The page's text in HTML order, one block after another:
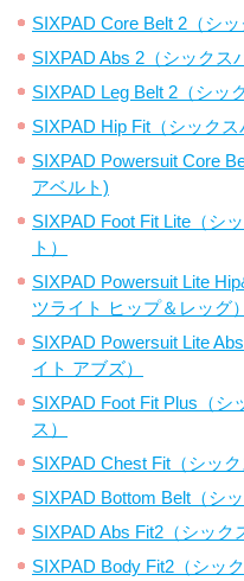
SIXPAD Core Belt 2（シ
SIXPAD Abs 2（シックス
SIXPAD Leg Belt 2（シッ
SIXPAD Hip Fit（シックス
SIXPAD Powersuit Core
アベルト)
SIXPAD Foot Fit Lite（シ
ト）
SIXPAD Powersuit Lite
ツライト ヒップ＆レッグ）
SIXPAD Powersuit Lite
イト アブズ）
SIXPAD Foot Fit Plus（シ
ス）
SIXPAD Chest Fit（シッ
SIXPAD Bottom Belt（シ
SIXPAD Abs Fit2（シック
SIXPAD Body Fit2（シッ